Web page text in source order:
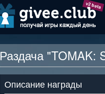
v2 beta
Раздача "TOMAK:
Описание награды